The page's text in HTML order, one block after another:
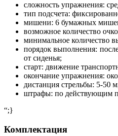
сложность упражнения:
тип подсчета:
мишени: 6 бумажных
возможное количество
минимальное количество
порядок выполнения:
от сиденья;
старт: движение
окончание упражнения:
дистанция стрельбы: 5-50
штрафы: по действующим
“;}
Комплектация